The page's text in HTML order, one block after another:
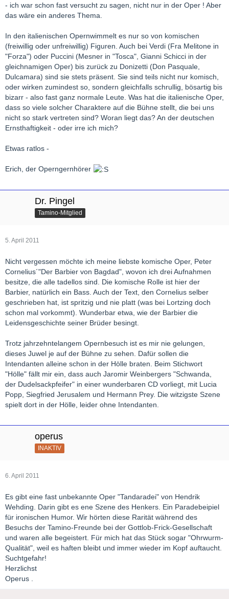
- ich war schon fast versucht zu sagen, nicht nur in der Oper ! Aber
das wäre ein anderes Thema.
In den italienischen Opernwimmelt es nur so von komischen
(freiwillig oder unfreiwillig) Figuren. Auch bei Verdi (Fra Melitone in
"Forza") oder Puccini (Mesner in "Tosca", Gianni Schicci in der
gleichnamigen Oper) bis zurück zu Donizetti (Don Pasquale,
Dulcamara) sind sie stets präsent. Sie sind teils nicht nur komisch,
oder wirken zumindest so, sondern gleichfalls schrullig, bösartig bis
bizarr - also fast ganz normale Leute. Was hat die italienische Oper,
dass so viele solcher Charaktere auf die Bühne stellt, die bei uns
nicht so stark vertreten sind? Woran liegt das? An der deutschen
Ernsthaftigkeit - oder irre ich mich?
Etwas ratlos -
Erich, der Operngernhörer
Dr. Pingel
Tamino-Mitglied
5. April 2011
Nicht vergessen möchte ich meine liebste komische Oper, Peter
Cornelius´"Der Barbier von Bagdad", wovon ich drei Aufnahmen
besitze, die alle tadellos sind. Die komische Rolle ist hier der
Barbier, natürlich ein Bass. Auch der Text, den Cornelius selber
geschrieben hat, ist spritzig und nie platt (was bei Lortzing doch
schon mal vorkommt). Wunderbar etwa, wie der Barbier die
Leidensgeschichte seiner Brüder besingt.
Trotz jahrzehntelangem Opernbesuch ist es mir nie gelungen,
dieses Juwel je auf der Bühne zu sehen. Dafür sollen die
Intendanten alleine schon in der Hölle braten. Beim Stichwort
"Hölle" fällt mir ein, dass auch Jaromir Weinbergers "Schwanda,
der Dudelsackpfeifer" in einer wunderbaren CD vorliegt, mit Lucia
Popp, Siegfried Jerusalem und Hermann Prey. Die witzigste Szene
spielt dort in der Hölle, leider ohne Intendanten.
operus
INAKTIV
6. April 2011
Es gibt eine fast unbekannte Oper "Tandaradei" von Hendrik
Wehding. Darin gibt es ene Szene des Henkers. Ein Paradebeipiel
für ironischen Humor. Wir hörten diese Rarität während des
Besuchs der Tamino-Freunde bei der Gottlob-Frick-Gesellschaft
und waren alle begeistert. Für mich hat das Stück sogar "Ohrwurm-
Qualität", weil es haften bleibt und immer wieder im Kopf auftaucht.
Suchtgefahr!
Herzlichst
Operus .